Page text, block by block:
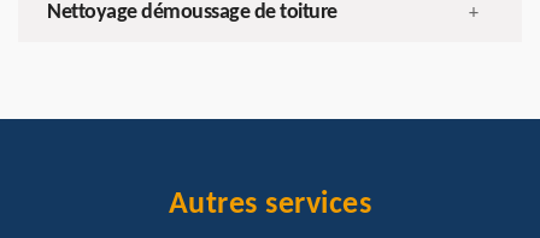
Nettoyage démoussage de toiture +
Autres services